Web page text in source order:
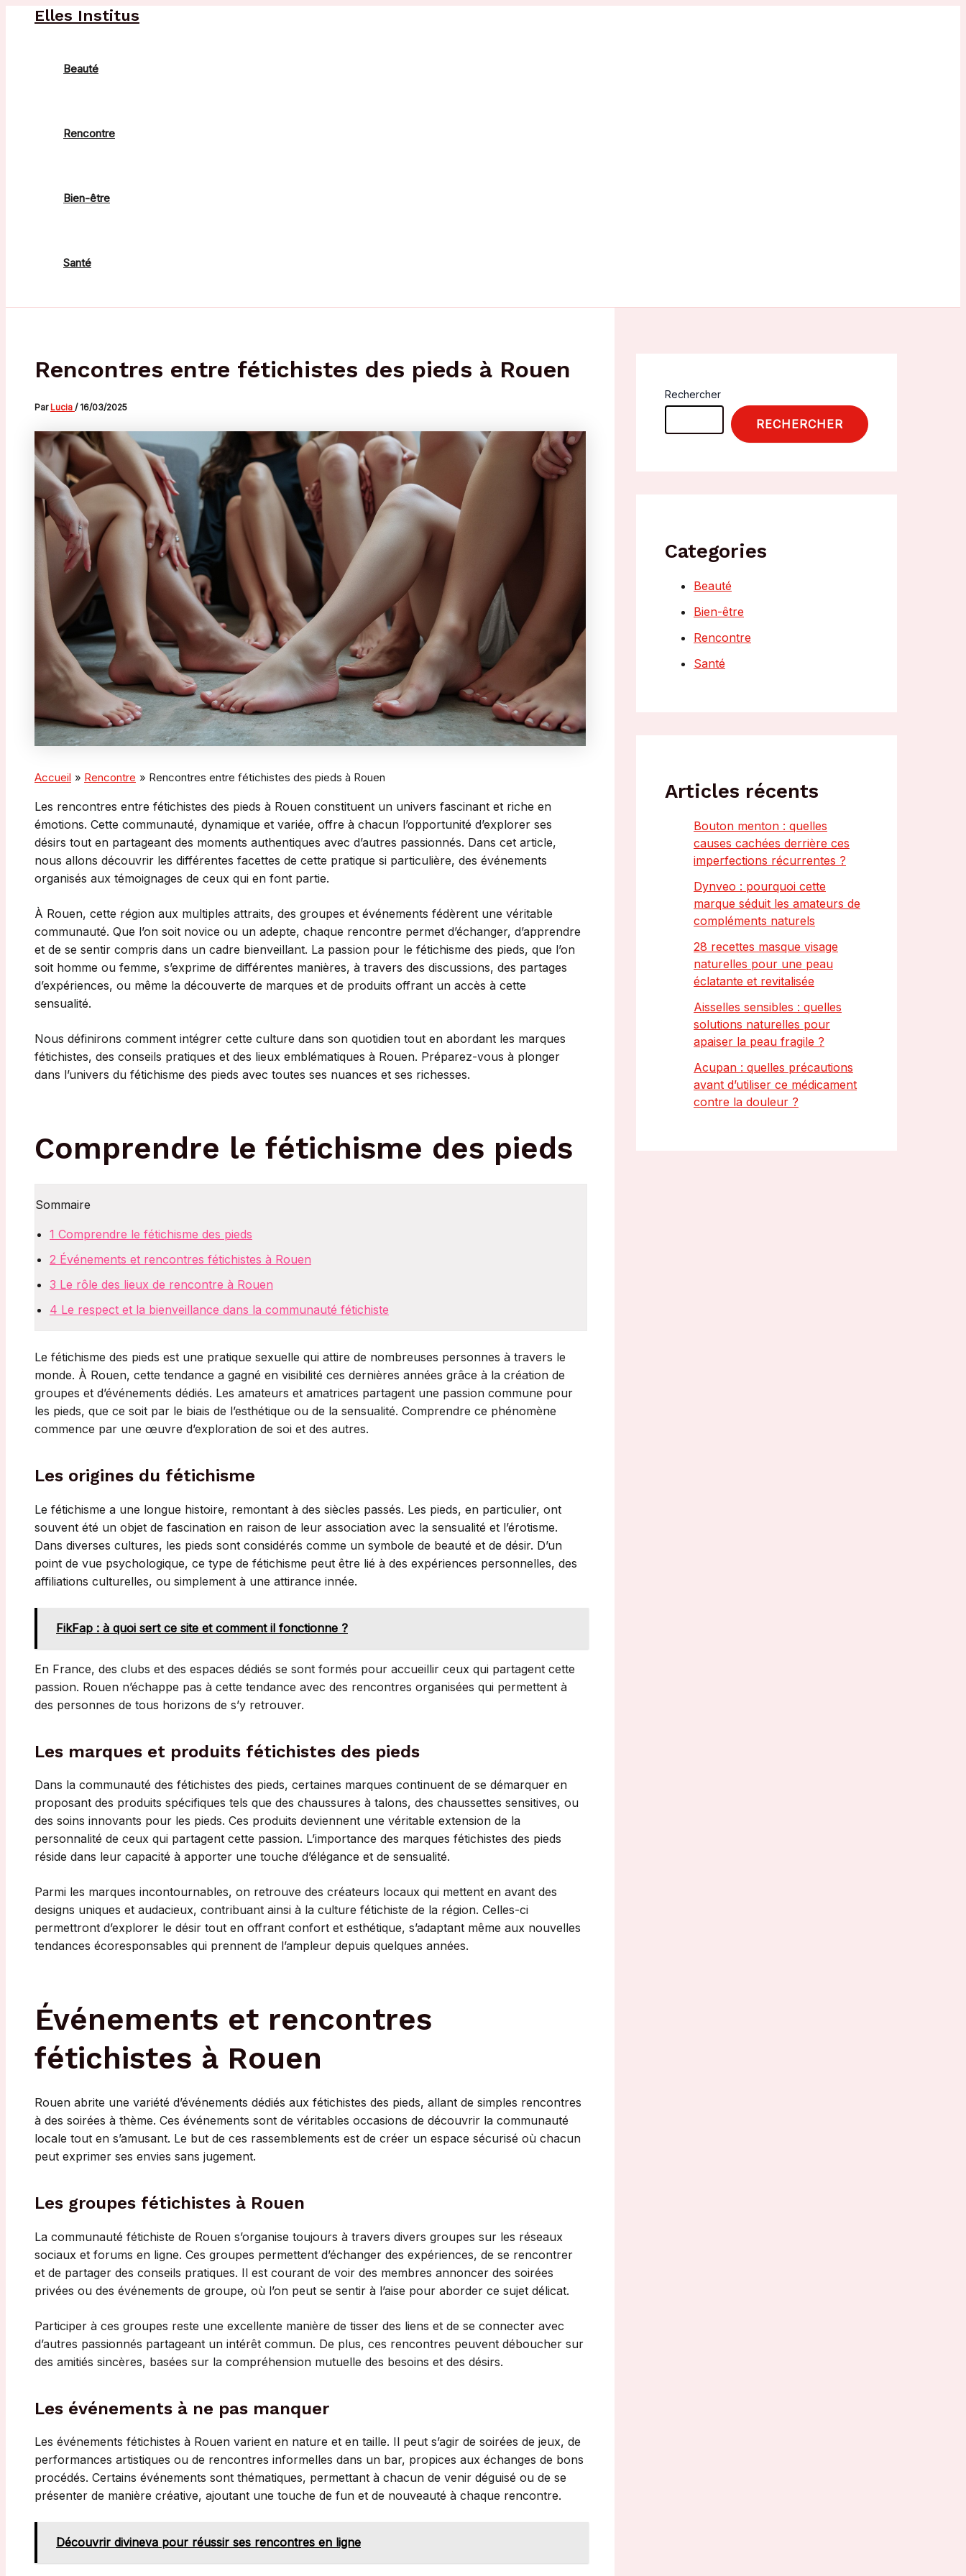
Elles Institus
Beauté
Rencontre
Bien-être
Santé
Rencontres entre fétichistes des pieds à Rouen
ParLucia /16/03/2025
Accueil Rencontre Rencontres entre fétichistes des pieds à Rouen
Les rencontres entre fétichistes des pieds à Rouen constituent un univers fascinant et riche en
émotions. Cette communauté, dynamique et variée, offre à chacun l’opportunité d’explorer ses
désirs tout en partageant des moments authentiques avec d’autres passionnés. Dans cet article,
nous allons découvrir les différentes facettes de cette pratique si particulière, des événements
organisés aux témoignages de ceux qui en font partie.
À Rouen, cette région aux multiples attraits, des groupes et événements fédèrent une véritable
communauté. Que l’on soit novice ou un adepte, chaque rencontre permet d’échanger, d’apprendre
et de se sentir compris dans un cadre bienveillant. La passion pour le fétichisme des pieds, que l’on
soit homme ou femme, s’exprime de différentes manières, à travers des discussions, des partages
d’expériences, ou même la découverte de marques et de produits offrant un accès à cette
sensualité.
Nous définirons comment intégrer cette culture dans son quotidien tout en abordant les marques
fétichistes, des conseils pratiques et des lieux emblématiques à Rouen. Préparez-vous à plonger
dans l’univers du fétichisme des pieds avec toutes ses nuances et ses richesses.
Comprendre le fétichisme des pieds
Sommaire
1 Comprendre le fétichisme des pieds
2 Événements et rencontres fétichistes à Rouen
3 Le rôle des lieux de rencontre à Rouen
4 Le respect et la bienveillance dans la communauté fétichiste
Le fétichisme des pieds est une pratique sexuelle qui attire de nombreuses personnes à travers le
monde. À Rouen, cette tendance a gagné en visibilité ces dernières années grâce à la création de
groupes et d’événements dédiés. Les amateurs et amatrices partagent une passion commune pour
les pieds, que ce soit par le biais de l’esthétique ou de la sensualité. Comprendre ce phénomène
commence par une œuvre d’exploration de soi et des autres.
Les origines du fétichisme
Le fétichisme a une longue histoire, remontant à des siècles passés. Les pieds, en particulier, ont
souvent été un objet de fascination en raison de leur association avec la sensualité et l’érotisme.
Dans diverses cultures, les pieds sont considérés comme un symbole de beauté et de désir. D’un
point de vue psychologique, ce type de fétichisme peut être lié à des expériences personnelles, des
affiliations culturelles, ou simplement à une attirance innée.
FikFap : à quoi sert ce site et comment il fonctionne ?
En France, des clubs et des espaces dédiés se sont formés pour accueillir ceux qui partagent cette
passion. Rouen n’échappe pas à cette tendance avec des rencontres organisées qui permettent à
des personnes de tous horizons de s’y retrouver.
Les marques et produits fétichistes des pieds
Dans la communauté des fétichistes des pieds, certaines marques continuent de se démarquer en
proposant des produits spécifiques tels que des chaussures à talons, des chaussettes sensitives, ou
des soins innovants pour les pieds. Ces produits deviennent une véritable extension de la
personnalité de ceux qui partagent cette passion. L’importance des marques fétichistes des pieds
réside dans leur capacité à apporter une touche d’élégance et de sensualité.
Parmi les marques incontournables, on retrouve des créateurs locaux qui mettent en avant des
designs uniques et audacieux, contribuant ainsi à la culture fétichiste de la région. Celles-ci
permettront d’explorer le désir tout en offrant confort et esthétique, s’adaptant même aux nouvelles
tendances écoresponsables qui prennent de l’ampleur depuis quelques années.
Événements et rencontres
fétichistes à Rouen
Rouen abrite une variété d’événements dédiés aux fétichistes des pieds, allant de simples rencontres
à des soirées à thème. Ces événements sont de véritables occasions de découvrir la communauté
locale tout en s’amusant. Le but de ces rassemblements est de créer un espace sécurisé où chacun
peut exprimer ses envies sans jugement.
Les groupes fétichistes à Rouen
La communauté fétichiste de Rouen s’organise toujours à travers divers groupes sur les réseaux
sociaux et forums en ligne. Ces groupes permettent d’échanger des expériences, de se rencontrer
et de partager des conseils pratiques. Il est courant de voir des membres annoncer des soirées
privées ou des événements de groupe, où l’on peut se sentir à l’aise pour aborder ce sujet délicat.
Participer à ces groupes reste une excellente manière de tisser des liens et de se connecter avec
d’autres passionnés partageant un intérêt commun. De plus, ces rencontres peuvent déboucher sur
des amitiés sincères, basées sur la compréhension mutuelle des besoins et des désirs.
Les événements à ne pas manquer
Les événements fétichistes à Rouen varient en nature et en taille. Il peut s’agir de soirées de jeux, de
performances artistiques ou de rencontres informelles dans un bar, propices aux échanges de bons
procédés. Certains événements sont thématiques, permettant à chacun de venir déguisé ou de se
présenter de manière créative, ajoutant une touche de fun et de nouveauté à chaque rencontre.
Découvrir divineva pour réussir ses rencontres en ligne
Rechercher
RECHERCHER
Categories
Beauté
Bien-être
Rencontre
Santé
Articles récents
Bouton menton : quelles
causes cachées derrière ces
imperfections récurrentes ?
Dynveo : pourquoi cette
marque séduit les amateurs de
compléments naturels
28 recettes masque visage
naturelles pour une peau
éclatante et revitalisée
Aisselles sensibles : quelles
solutions naturelles pour
apaiser la peau fragile ?
Acupan : quelles précautions
avant d’utiliser ce médicament
contre la douleur ?